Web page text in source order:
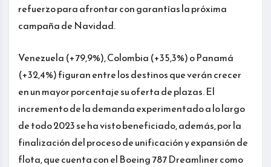
refuerzo para afrontar con garantías la próxima
campaña de Navidad.
Venezuela (+79,9%), Colombia (+35,3%) o Panamá
(+32,4%) figuran entre los destinos que verán crecer
en un mayor porcentaje su oferta de plazas. El
incremento de la demanda experimentado a lo largo
de todo 2023 se ha visto beneficiado, además, por la
finalización del proceso de unificación y expansión de
flota, que cuenta con el Boeing 787 Dreamliner como